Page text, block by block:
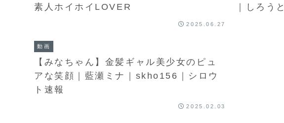
素人ホイホイLOVER
2025.06.27
｜しろう
動画
【みなちゃん】金髪ギャル美少女のピュ
アな笑顔｜藍瀬ミナ｜skho156｜シロウ
ト速報
2025.02.03